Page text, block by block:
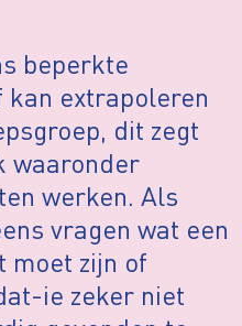
beperkte
extrapoleren
dit zegt
waaronder
werken. Als
vragen wat een
moet zijn of
ie zeker niet